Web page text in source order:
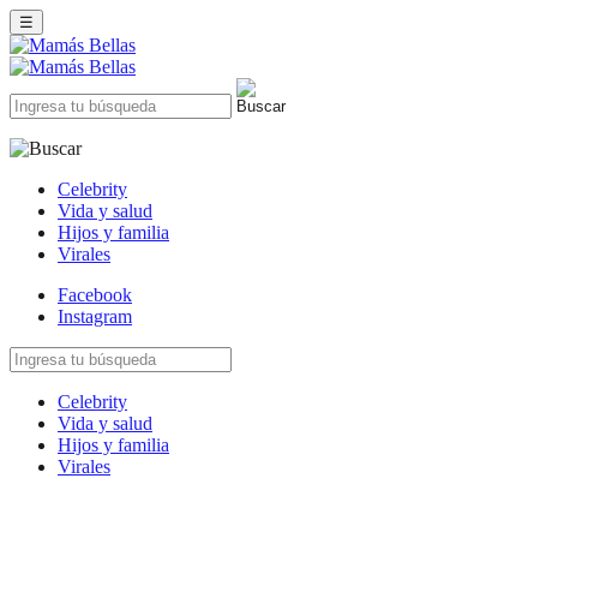
☰
Celebrity
Vida y salud
Hijos y familia
Virales
Facebook
Instagram
Celebrity
Vida y salud
Hijos y familia
Virales